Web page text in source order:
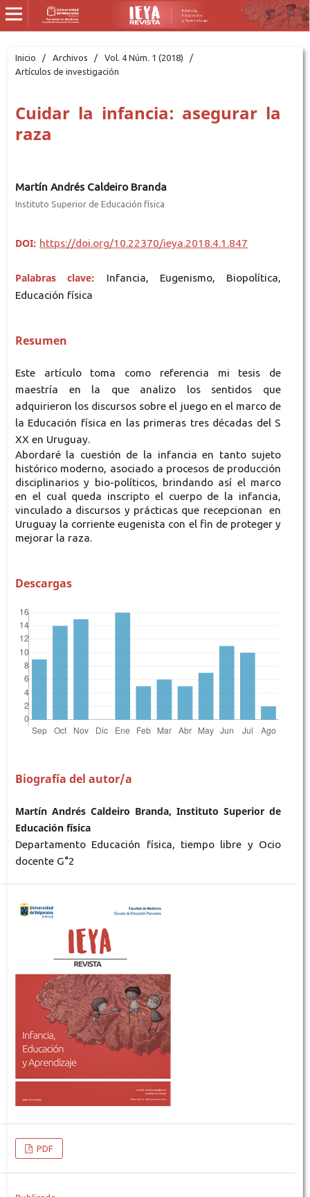
Inicio / Archivos / Vol. 4 Núm. 1 (2018)
/
Artículos de investigación
Cuidar la infancia: asegurar la
raza
Martín Andrés Caldeiro Branda
Instituto Superior de Educación física
DOI: https://doi.org/10.22370/ieya.2018.4.1.847
Palabras clave:
Infancia, Eugenismo, Biopolítica,
Educación física
Resumen
Este artículo toma como referencia mi tesis de
maestría en la que analizo los sentidos que
adquirieron los discursos sobre el juego en el marco de
la Educación física en las primeras tres décadas del S
XX en Uruguay.
Abordaré la cuestión de la infancia en tanto sujeto
histórico moderno, asociado a procesos de producción
disciplinarios y bio-políticos, brindando así el marco
en el cual queda inscripto el cuerpo de la infancia,
vinculado a discursos y prácticas que recepcionan en
Uruguay la corriente eugenista con el fin de proteger y
mejorar la raza.
Descargas
Biografía del autor/a
Martín Andrés Caldeiro Branda, Instituto Superior de
Educación física
Departamento Educación física, tiempo libre y Ocio
docente G°2
PDF